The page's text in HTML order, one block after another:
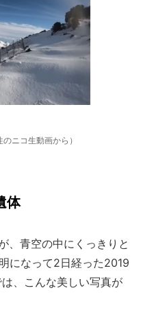
ニコ生動画から）
体
、青空の中にくっきりと
になって2日経った2019
、こんな美しい写真が